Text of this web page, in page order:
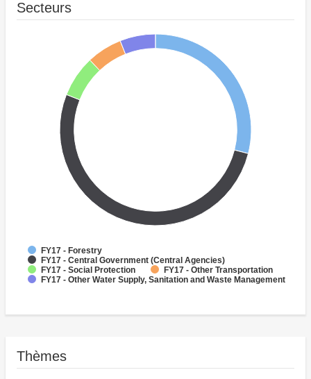
Secteurs
FY17 - Forestry
FY17 - Central Government (Central Agencies)
FY17 - Social Protection
FY17 - Other Transportation
FY17 - Other Water Supply, Sanitation and Waste Management
Thèmes